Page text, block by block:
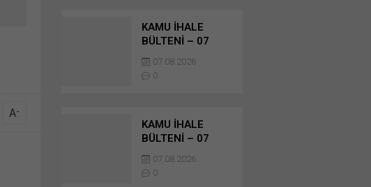
A-
KAMU İHALE
BÜLTENİ – 07
AĞUSTOS 2026 –
YAPIM İŞLERİ
İHALELERİ
07.08.2026
0
KAMU İHALE
BÜLTENİ – 07
AĞUSTOS 2026 –
YAPIM İŞLERİ
İHALELERİ
07.08.2026
0